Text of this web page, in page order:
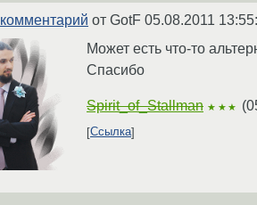
комментарий от GotF 05.08.2011
Может есть что-то
Спасибо
Spirit_of_Stallman ★★★ (
Ссылка